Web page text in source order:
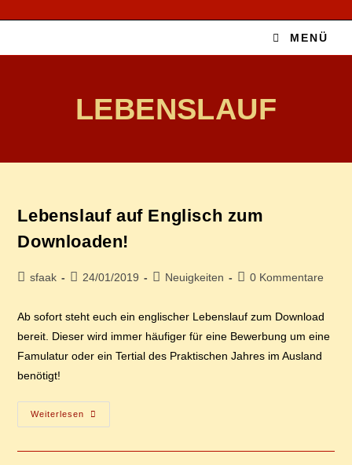
MENÜ
LEBENSLAUF
Le­bens­lauf auf Eng­lisch zum
Downloaden!
Beitrags-
sfaak
Beitrag
24/01/2019
Beitrags-
Neuigkeiten
Beitrags-
0 Kommentare
Ab sofort steht euch ein englischer Lebenslauf zum Download
bereit. Dieser wird immer häufiger für eine Bewerbung um eine
Famulatur oder ein Tertial des Praktischen Jahres im Ausland
benötigt!
Weiterlesen
Le­
Bens­